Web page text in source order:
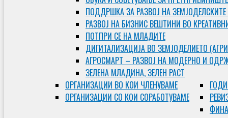
ПОДДРШКА ЗА РАЗВОЈ НА
РАЗВОЈ НА БИЗНИС ВЕШТИНИ ВО
ПОТПРИ СЕ НА МЛАДИТЕ
ДИГИТАЛИЗАЦИЈА ВО ЗЕМЈОДЕЛИЕТО
АГРОСМАРТ – РАЗВОЈ НА МОДЕРНО И
ЗЕЛЕНА МЛАДИНА, ЗЕЛЕН РАСТ
ОРГAНИЗАЦИИ ВО КОИ ЧЛЕНУВАМЕ
ОРГАНИЗАЦИИ СО КОИ СОРАБОТУВАМЕ